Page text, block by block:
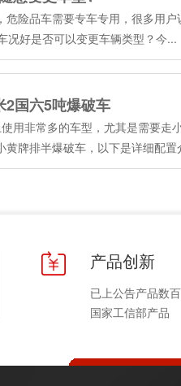
危险品车需要专车专用，很多用户
况好是否可以变更车辆类型？‌今...
2国六5吨爆破车
用非常多的车型，尤其是需要走
黄牌排半爆破车，以下是详细配置
产品创新
已上公告产品数
国家工信部产品